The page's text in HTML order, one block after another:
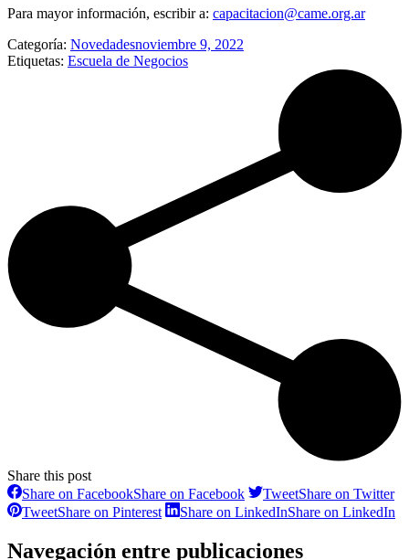
Para mayor información, escribir a: capacitacion@came.org.ar
Categoría: Novedadesnoviembre 9, 2022
Etiquetas: Escuela de Negocios
Share this post
Share on FacebookShare on Facebook TweetShare on Twitter
TweetShare on Pinterest Share on LinkedInShare on LinkedIn
Navegación entre publicaciones